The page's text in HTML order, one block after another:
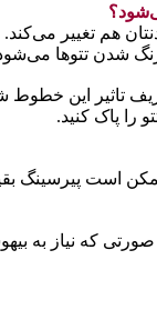
هم تغییر
شدن تتوها
تاثیر این خطوط
را پاک کنید.
است پیرسینگ
که نیاز به